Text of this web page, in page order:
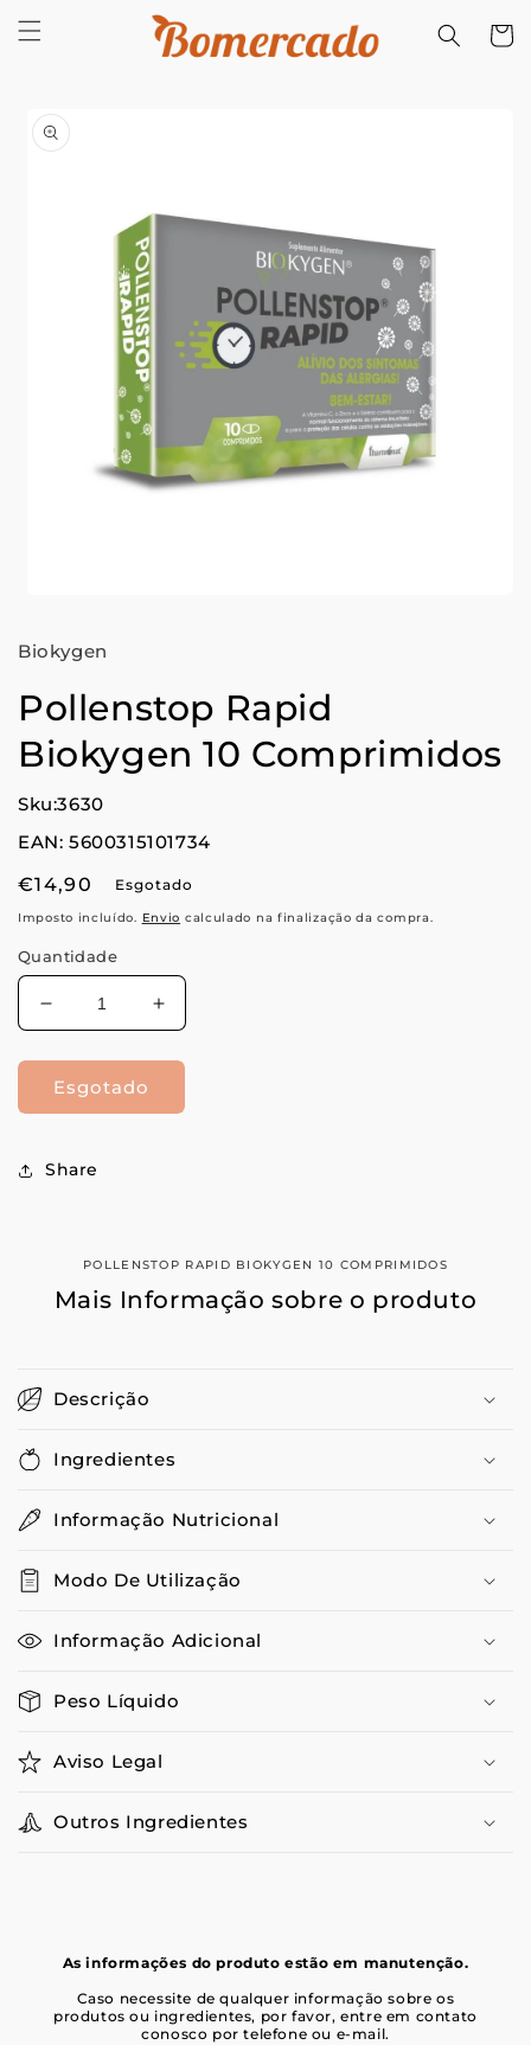
para o
conteúdo
informação
1
modal
Biokygen
Pollenstop Rapid
Biokygen 10 Comprimidos
Sku:3630
EAN: 5600315101734
Preço
normal
€14,90 Esgotado
Imposto incluído. Envio calculado na finalização da compra.
Quantidade
Diminuir
a
quantidade
de
Pollenstop
Biokygen
Aumentar
a
quantidade
Pollenstop
Esgotado
Share
POLLENSTOP RAPID BIOKYGEN 10 COMPRIMIDOS
Mais Informação sobre o produto
Descrição
Ingredientes
Informação Nutricional
Modo De Utilização
Informação Adicional
Peso Líquido
Aviso Legal
Outros Ingredientes
As informações do produto estão em manutenção.
Caso necessite de qualquer informação sobre os
produtos ou ingredientes, por favor, entre em contato
conosco por telefone ou e-mail.